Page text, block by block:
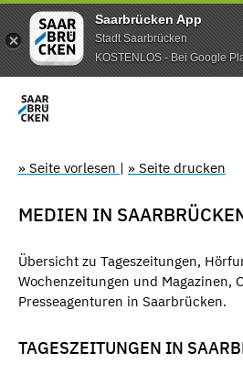
Saarbrücken App
Stadt Saarbrücken
KOSTENLOS - Bei Google
» Seite vorlesen | » Seite drucken
MEDIEN IN
Übersicht zu Tageszeitungen,
Wochenzeitungen und Magazinen,
Presseagenturen in Saarbrücken.
TAGESZEITUNGEN IN